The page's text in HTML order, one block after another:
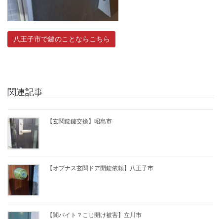
八王子市で鍵のことならこちら
関連記事
【玄関錠鍵交換】昭島市
【オプナス玄関ドア開錠依頼】八王子市
【闇バイト？こじ開け被害】立川市